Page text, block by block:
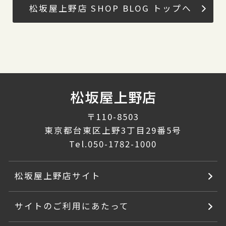
松坂屋上野店 SHOP BLOG トップへ
〒110-8503
東京都台東区上野3丁目29番5号
Tel.050-1782-1000
松坂屋上野店サイト
サイトのご利用にあたって